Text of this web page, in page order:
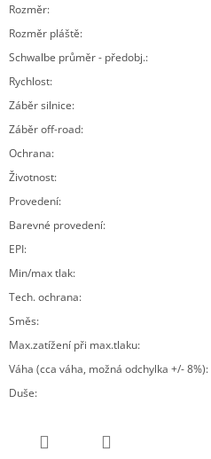
Rozměr:
Rozměr pláště:
Schwalbe průměr - předobj.:
Rychlost:
Záběr silnice:
Záběr off-road:
Ochrana:
Životnost:
Provedení:
Barevné provedení:
EPI:
Min/max tlak:
Tech. ochrana:
Směs:
Max.zatížení při max.tlaku:
Váha (cca váha, možná odchylka +/- 8%):
Duše: